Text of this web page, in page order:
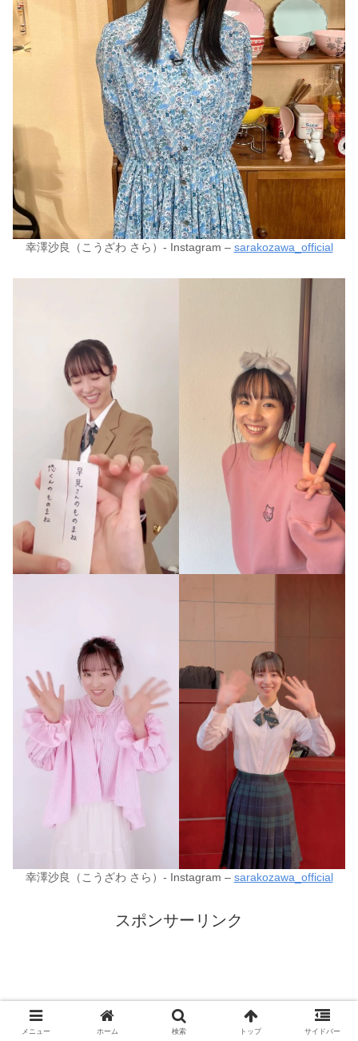
幸澤沙良（こうざわ さら）- Instagram – sarakozawa_official
幸澤沙良（こうざわ さら）- Instagram – sarakozawa_official
スポンサーリンク
メニュー ホーム 検索 トップ サイドバー